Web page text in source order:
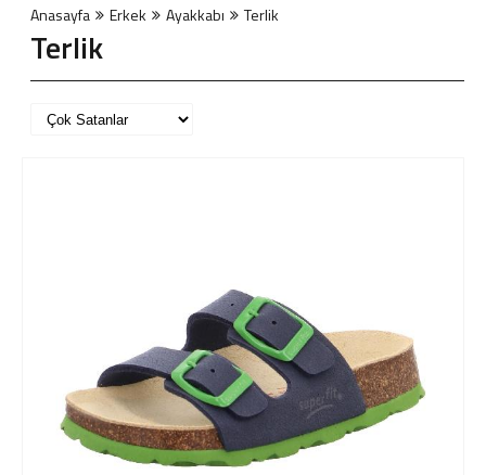
Aksesuar
Markalar
Sipariş İptal/İade
Anasayfa Erkek Ayakkabı Terlik
Terlik